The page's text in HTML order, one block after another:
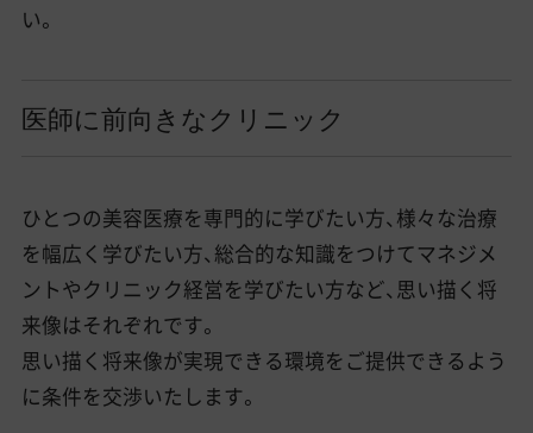
い。
医師に前向きなクリニック
ひとつの美容医療を専門的に学びたい方、様々な治療
を幅広く学びたい方、総合的な知識をつけてマネジメ
ントやクリニック経営を学びたい方など、思い描く将
来像はそれぞれです。
思い描く将来像が実現できる環境をご提供できるよう
に条件を交渉いたします。